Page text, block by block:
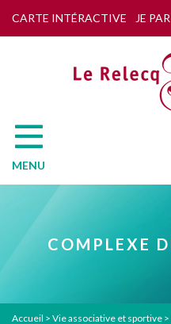
CARTE INTÉRACTIVE JE
MENU
COMPLEXE
Accueil > Vie associative et sportive >